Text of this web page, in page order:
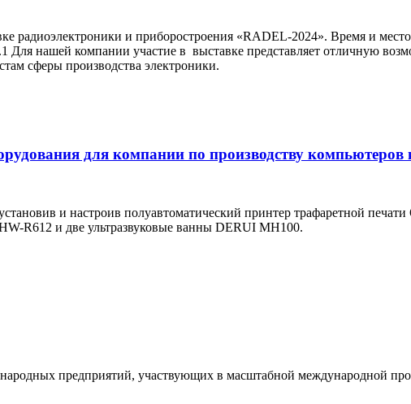
и приборостроения «RADEL-2024». Время и место
компании участие в выставке представляет отличную
сферы производства электроники.
для компании по производству
и настроив полуавтоматический принтер трафаретной
R612 и две ультразвуковые ванны DERUI MH100.
предприятий, участвующих в масштабной